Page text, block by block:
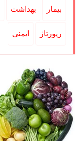
بیمار بهداشت
رپورتاژ ایمنی